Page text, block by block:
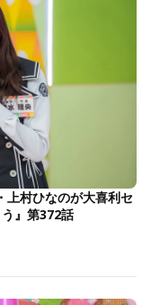
上村ひなのが大喜利セ
』第372話